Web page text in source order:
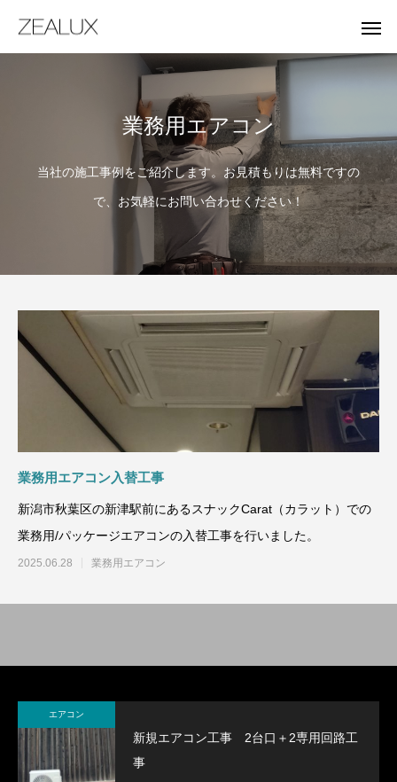
業務用エアコン
当社の施工事例をご紹介します。お見積もりは無料ですの
で、お気軽にお問い合わせください！
業務用エアコン入替工事
新潟市秋葉区の新津駅前にあるスナックCarat（カラット）での
業務用/パッケージエアコンの入替工事を行いました。
2025.06.28 業務用エアコン
エアコン
新規エアコン工事 2台口＋2専用回路工
事